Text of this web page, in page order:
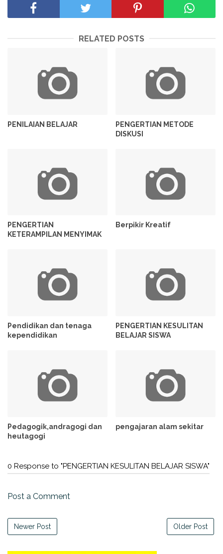
RELATED POSTS
PENILAIAN BELAJAR
PENGERTIAN METODE
DISKUSI
PENGERTIAN
KETERAMPILAN MENYIMAK
Berpikir Kreatif
Pendidikan dan tenaga
kependidikan
PENGERTIAN KESULITAN
BELAJAR SISWA
Pedagogik,andragogi dan
heutagogi
pengajaran alam sekitar
0 Response to "PENGERTIAN KESULITAN BELAJAR SISWA"
Post a Comment
Newer Post Older Post